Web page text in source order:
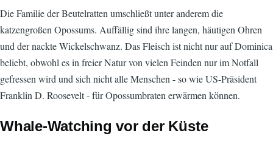
Die Familie der Beutelratten umschließt unter anderem die
katzengroßen Opossums. Auffällig sind ihre langen, häutigen Ohren
und der nackte Wickelschwanz. Das Fleisch ist nicht nur auf Dominica
beliebt, obwohl es in freier Natur von vielen Feinden nur im Notfall
gefressen wird und sich nicht alle Menschen - so wie US-Präsident
Franklin D. Roosevelt - für Opossumbraten erwärmen können.
Whale-Watching vor der Küste